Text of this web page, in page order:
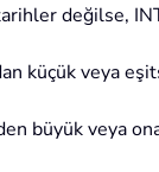
değilse,
küçük veya
büyük veya